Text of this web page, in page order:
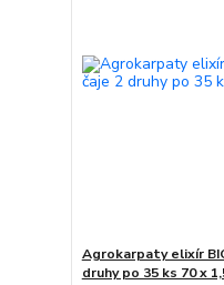
Agrokarpaty elixír
druhy po 35 ks 70 x